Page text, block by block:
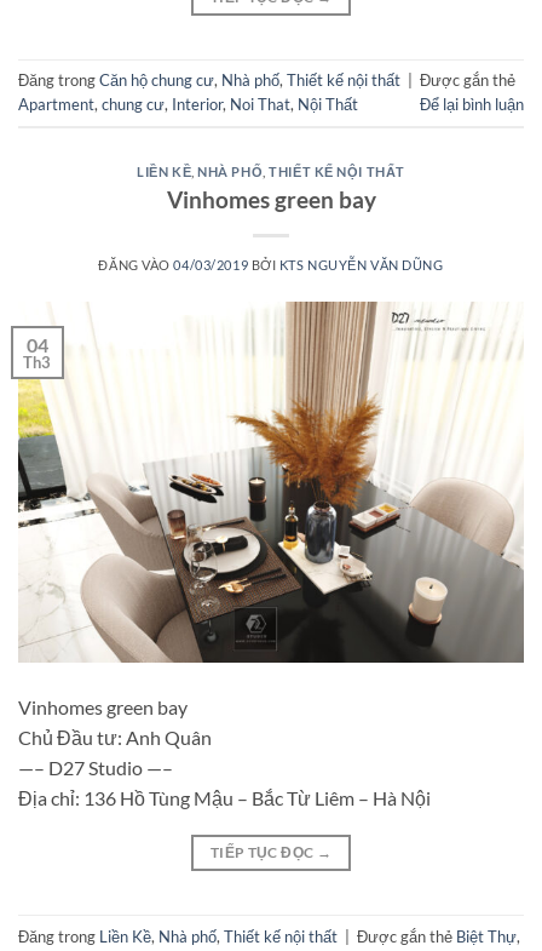
Đăng trongCăn hộ chung cư, Nhà phố,Thiết kế nội thất
Được gắn thẻ
Apartment,chung cư, Interior, Noi That, Nội Thất Để lại bình luận
LIỀN KỀ ,NHÀ PHỐ ,THIẾT KẾ NỘI THẤT
Vinhomes green bay
ĐĂNG VÀO04/03/2019 BỞI KTS NGUYỄN VĂN DŨNG
04
Th3
Vinhomes green bay
Chủ Đầu tư: Anh Quân
—– D27 Studio —–
Địa chỉ: 136 Hồ Tùng Mậu – Bắc Từ Liêm – Hà Nội
TIẾP TỤC ĐỌC →
Đăng trong Liền Kề, Nhà phố, Thiết kế nội thất Được gắn thẻ Biệt Thự,